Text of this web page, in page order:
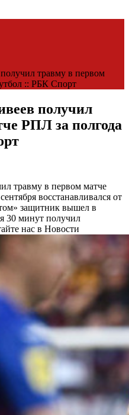
травму в первом
:: РБК Спорт
получил
РПЛ за полгода
травму в первом матче
восстанавливался от
защитник вышел в
30 минут получил
нас в Новости